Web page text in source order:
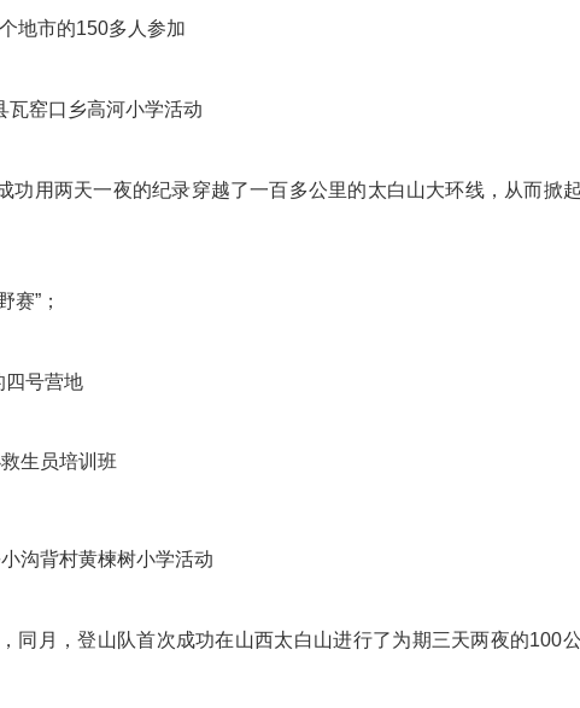
地市的150多人参加
瓦窑口乡高河小学活动
功用两天一夜的纪录穿越了一百多公里的太白山大环线，从而掀
赛”；
四号营地
生员培训班
沟背村黄楝树小学活动
同月，登山队首次成功在山西太白山进行了为期三天两夜的100